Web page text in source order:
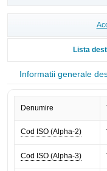
Lista
Informatii generale
Denumire
Cod ISO (Alpha-2)
Cod ISO (Alpha-3)